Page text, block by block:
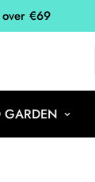
€69
GARDEN